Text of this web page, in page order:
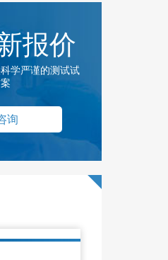
报价
学严谨的测试试
询